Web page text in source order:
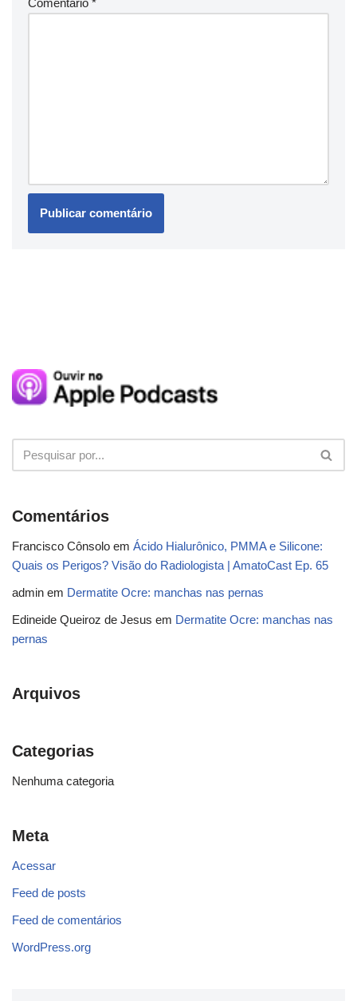
Comentário *
Comentários
Francisco Cônsolo em Ácido Hialurônico, PMMA e Silicone:
Quais os Perigos? Visão do Radiologista | AmatoCast Ep. 65
admin em Dermatite Ocre: manchas nas pernas
Edineide Queiroz de Jesus em Dermatite Ocre: manchas nas
pernas
Arquivos
Categorias
Nenhuma categoria
Meta
Acessar
Feed de posts
Feed de comentários
WordPress.org